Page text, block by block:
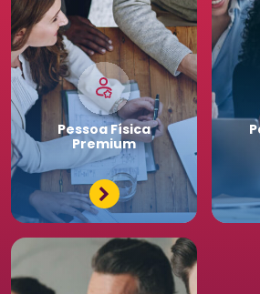
PessoaFísica
Premium